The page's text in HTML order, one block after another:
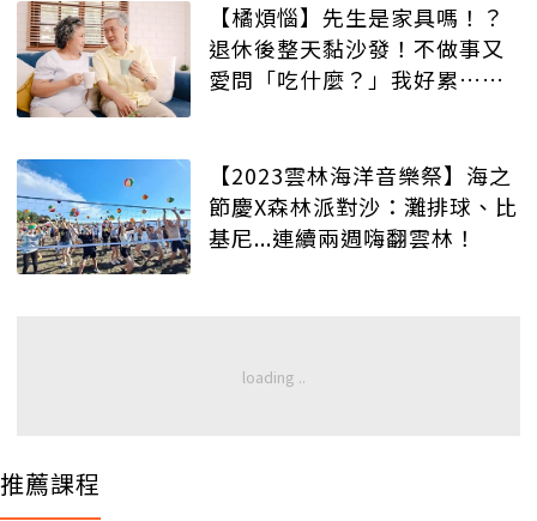
【橘煩惱】先生是家具嗎！？
退休後整天黏沙發！不做事又
愛問「吃什麼？」我好累…也
【2023雲林海洋音樂祭】海之
節慶X森林派對沙：灘排球、比
基尼...連續兩週嗨翻雲林！
推薦課程